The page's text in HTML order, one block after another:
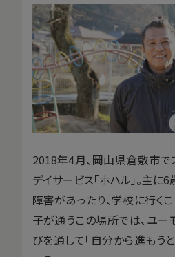
2018年4月、岡山県倉敷市で
デイサービス「ホハル」。主
障害があったり、学校に行く
子が通うこの場所では、ユ
びを通して「自分から進もう